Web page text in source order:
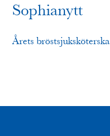
Sophianytt
Årets bröstsjuksköterska